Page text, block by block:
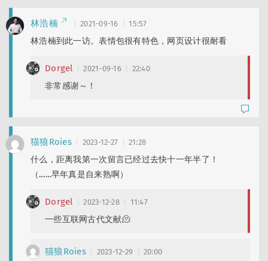
林浩楠 2021-09-16 15:57
林浩楠到此一访。表情包很有特色，网页设计很耐看
Dorgel 2021-09-16 22:40
非常感谢～！
猫狼Roies 2023-12-27 21:28
什么，距离我第一次留言已经过去快十一年半了！
（……早年真是自来熟啊）
Dorgel 2023-12-28 11:47
一些互联网古代文献🫠
猫狼Roies 2023-12-29 20:00